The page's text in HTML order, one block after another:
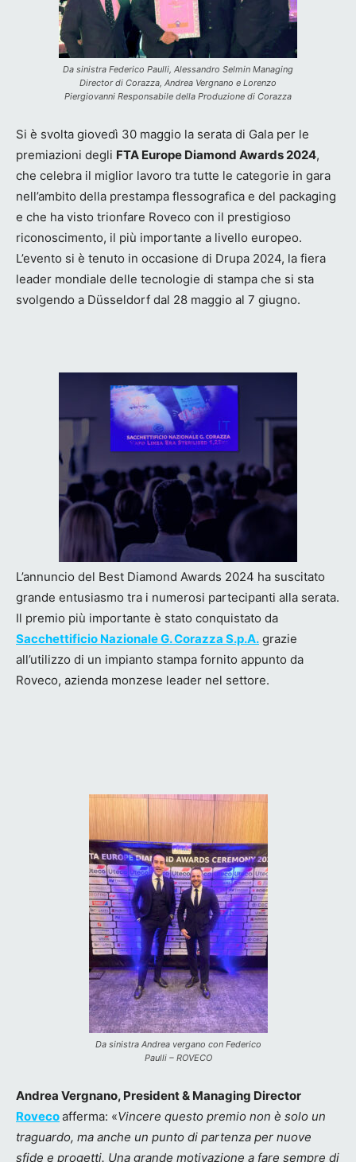
Da sinistra Federico Paulli, Alessandro Selmin Managing
Director di Corazza, Andrea Vergnano e Lorenzo
Piergiovanni Responsabile della Produzione di Corazza
Si è svolta giovedì 30 maggio la serata di Gala per le
premiazioni degli FTA Europe Diamond Awards 2024,
che celebra il miglior lavoro tra tutte le categorie in gara
nell’ambito della prestampa flessografica e del packaging
e che ha visto trionfare Roveco con il prestigioso
riconoscimento, il più importante a livello europeo.
L’evento si è tenuto in occasione di Drupa 2024, la fiera
leader mondiale delle tecnologie di stampa che si sta
svolgendo a Düsseldorf dal 28 maggio al 7 giugno.
L’annuncio del Best Diamond Awards 2024 ha suscitato
grande entusiasmo tra i numerosi partecipanti alla serata.
Il premio più importante è stato conquistato da
Sacchettificio Nazionale G. Corazza S.p.A. grazie
all’utilizzo di un impianto stampa fornito appunto da
Roveco, azienda monzese leader nel settore.
Da sinistra Andrea vergano con Federico
Paulli – ROVECO
Andrea Vergnano, President & Managing Director
Rovecoafferma: «Vincere questo premio non è solo un
traguardo, ma anche un punto di partenza per nuove
sfide e progetti. Una grande motivazione a fare sempre di